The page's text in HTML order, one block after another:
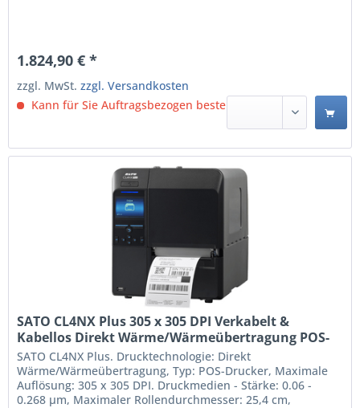
1.824,90 € *
zzgl. MwSt.zzgl. Versandkosten
Kann für Sie Auftragsbezogen bestellt werden.
SATO CL4NX Plus 305 x 305 DPI Verkabelt &
Kabellos Direkt Wärme/Wärmeübertragung POS-
Drucker (WWCLP200NUK)
SATO CL4NX Plus. Drucktechnologie: Direkt
Wärme/Wärmeübertragung, Typ: POS-Drucker, Maximale
Auflösung: 305 x 305 DPI. Druckmedien - Stärke: 0.06 -
0.268 µm, Maximaler Rollendurchmesser: 25,4 cm,